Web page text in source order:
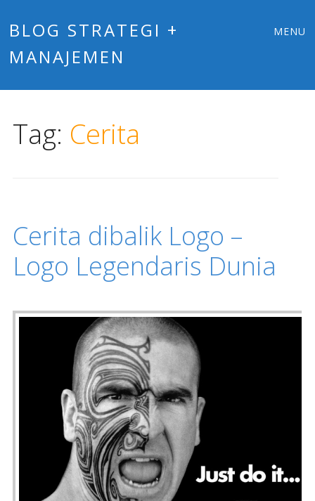
BLOG STRATEGI +
MANAJEMEN
MENU
Tag: Cerita
Cerita dibalik Logo –
Logo Legendaris Dunia